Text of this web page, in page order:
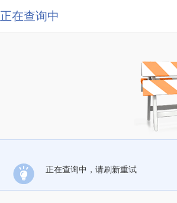
正在查询中
正在查询中，请刷新重试